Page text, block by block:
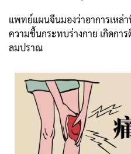
แพทย์แผนจีนมองว่าอาการเหล่
ความชื้นกระทบร่างกาย เกิดกา
ลมปราณ